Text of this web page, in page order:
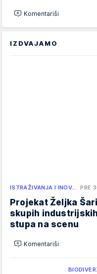
Komentariši
IZDVAJAMO
ISTRAŽIVANJA I INOV… PRE
Projekat Željka
skupih
stupa na scenu
Komentariši